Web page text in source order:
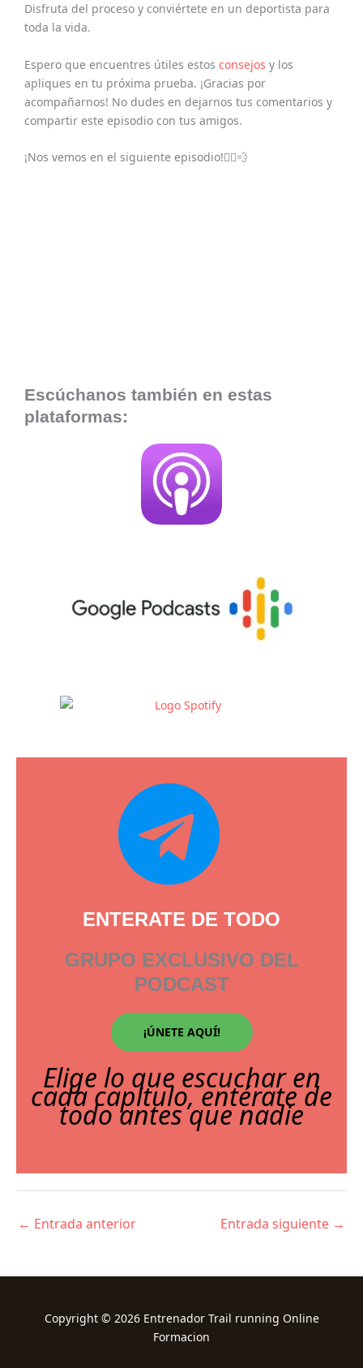
Disfruta del proceso y conviértete en un deportista para
toda la vida.
Espero que encuentres útiles estos consejos y los
apliques en tu próxima prueba. ¡Gracias por
acompañarnos! No dudes en dejarnos tus comentarios y
compartir este episodio con tus amigos.
¡Nos vemos en el siguiente episodio!🏃‍♂️💨
Escúchanos también en estas
plataformas:
ENTERATE DE TODO
GRUPO EXCLUSIVO DEL
PODCAST
¡ÚNETE AQUÍ!
Elige lo que escuchar en
cada capitulo, entérate de
todo antes que nadie
← Entrada anterior Entrada siguiente →
Copyright © 2026 Entrenador Trail running Online
Formacion